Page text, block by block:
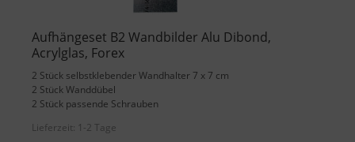
Aufhängeset B2 Wandbilder Alu Dibond,
Acrylglas, Forex
2 Stück selbstklebender Wandhalter 7 x 7 cm
2 Stück Wanddübel
2 Stück passende Schrauben
Lieferzeit: 1-2 Tage